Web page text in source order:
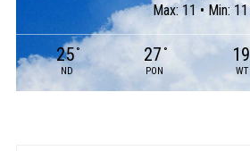
Max: 11 • Min: 11
25 °
ND
27 °
PON
19
WT